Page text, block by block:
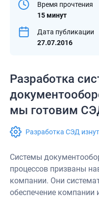
Время прочтения
15 минут
Дата публикации
27.07.2016
Разработка
мы готовим
Разработка СЭД
Системы
процессов призваны
компании. Они
обеспечение компании